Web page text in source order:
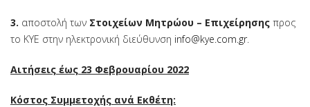
3. αποστολή των Στοιχείων Μητρώου – Επιχείρησης προς
το ΚΥΕ στην ηλεκτρονική διεύθυνση info@kye.com.gr.
Αιτήσεις έως 23 Φεβρουαρίου 2022
Κόστος Συμμετοχής ανά Εκθέτη: